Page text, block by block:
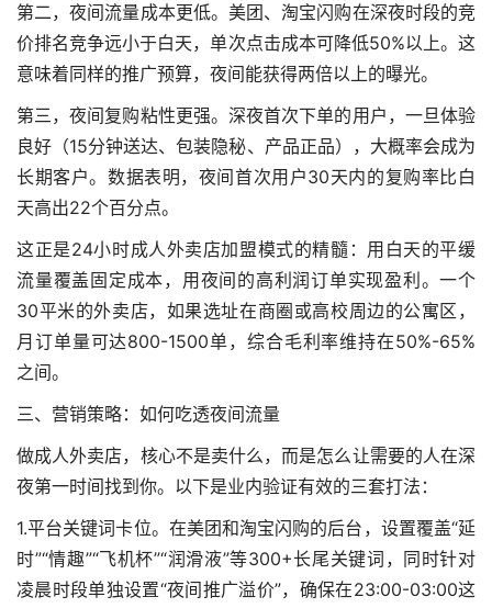
第二，夜间流量成本更低。美团、淘宝闪购在深夜时段的竞
价排名竞争远小于白天，单次点击成本可降低50%以上。这
意味着同样的推广预算，夜间能获得两倍以上的曝光。
第三，夜间复购粘性更强。深夜首次下单的用户，一旦体验
良好（15分钟送达、包装隐秘、产品正品），大概率会成为
长期客户。数据表明，夜间首次用户30天内的复购率比白
天高出22个百分点。
这正是24小时成人外卖店加盟模式的精髓：用白天的平缓
流量覆盖固定成本，用夜间的高利润订单实现盈利。一个
30平米的外卖店，如果选址在商圈或高校周边的公寓区，
月订单量可达800-1500单，综合毛利率维持在50%-65%
之间。
三、营销策略：如何吃透夜间流量
做成人外卖店，核心不是卖什么，而是怎么让需要的人在深
夜第一时间找到你。以下是业内验证有效的三套打法：
1.平台关键词卡位。在美团和淘宝闪购的后台，设置覆盖“延
时”“情趣”“飞机杯”“润滑液”等300+长尾关键词，同时针对
凌晨时段单独设置“夜间推广溢价”，确保在23:00-03:00这